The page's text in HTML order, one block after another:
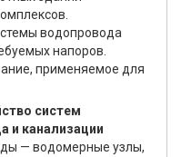
водопровода
напоров.
применяемое для
систем
и канализации
— водомерные узлы,